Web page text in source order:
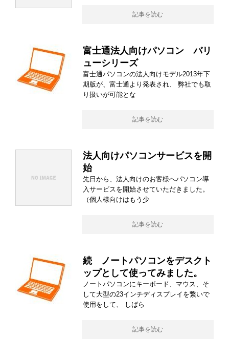
記事を読む
富士通法人向けパソコン バリ
ューシリーズ
富士通パソコンの法人向けモデル2013年下
期版が、富士通より発表され、 弊社でも取
り扱いが可能とな
記事を読む
法人向けパソコンサービスを開
始
先日から、法人向けのお客様へパソコン導
入サービスを開始させていただきました。
（個人様向けはもう少
記事を読む
続 ノートパソコンをデスクト
ップとして使ってみました。
ノートパソコンにキーボード、マウス、そ
して大型の23インチディスプレイを繋いで
使用をして、 しばら
記事を読む